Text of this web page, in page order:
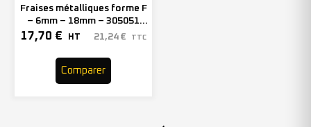
Fraises métalliques forme F
– 6mm – 18mm – 305051
(x1)
17,70 € HT 21,24 € TTC
Comparer